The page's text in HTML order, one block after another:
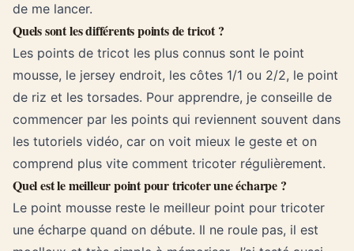
de me lancer.
Quels sont les différents points de tricot ?
Les points de tricot les plus connus sont le point
mousse, le jersey endroit, les côtes 1/1 ou 2/2, le point
de riz et les torsades. Pour apprendre, je conseille de
commencer par les points qui reviennent souvent dans
les tutoriels vidéo, car on voit mieux le geste et on
comprend plus vite comment tricoter régulièrement.
Quel est le meilleur point pour tricoter une écharpe ?
Le point mousse reste le meilleur point pour tricoter
une écharpe quand on débute. Il ne roule pas, il est